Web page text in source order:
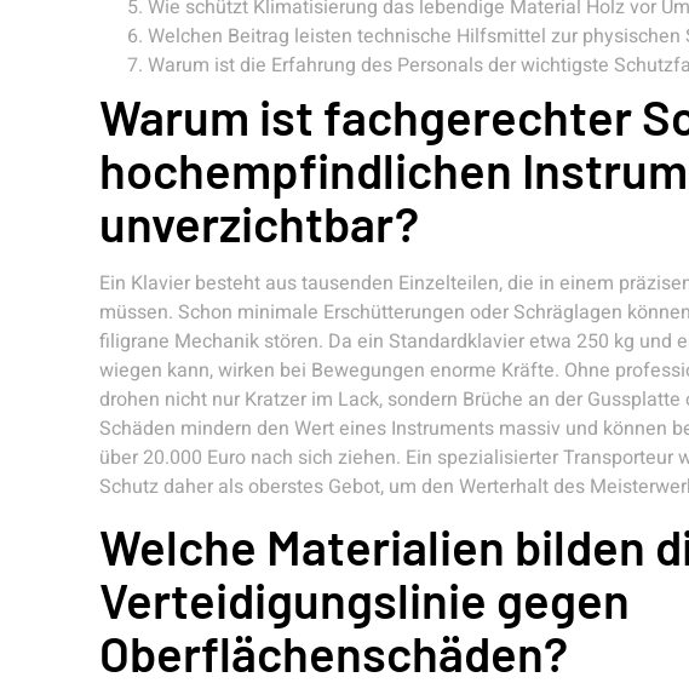
Wie schützt Klimatisierung das lebendige Material Holz vor
Welchen Beitrag leisten technische Hilfsmittel zur physischen
Warum ist die Erfahrung des Personals der wichtigste
Warum ist fachgerechter
hochempfindlichen
unverzichtbar?
Ein Klavier besteht aus tausenden Einzelteilen, die in einem
müssen. Schon minimale Erschütterungen oder Schräglagen
filigrane Mechanik stören. Da ein Standardklavier etwa 250 kg und
wiegen kann, wirken bei Bewegungen enorme Kräfte. Ohne
drohen nicht nur Kratzer im Lack, sondern Brüche an der
Schäden mindern den Wert eines Instruments massiv und können
über 20.000 Euro nach sich ziehen. Ein spezialisierter Transporteur
Schutz daher als oberstes Gebot, um den Werterhalt des
Welche Materialien bilden
Verteidigungslinie gegen
Oberflächenschäden?